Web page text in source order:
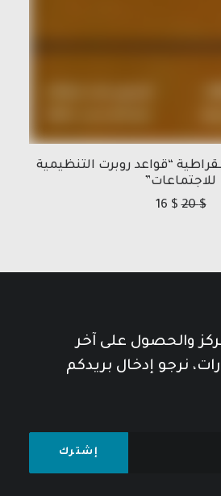
“قواعد روبرت التنظيمية
للاجتماعات”
20$
16 $
والحصول على آخر
نرجو إدخال بريدكم